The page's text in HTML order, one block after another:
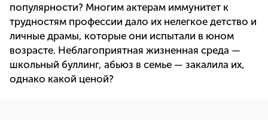
популярности? Многим актерам иммунитет к
трудностям профессии дало их нелегкое детство и
личные драмы, которые они испытали в юном
возрасте. Неблагоприятная жизненная среда —
школьный буллинг, абьюз в семье — закалила их,
однако какой ценой?